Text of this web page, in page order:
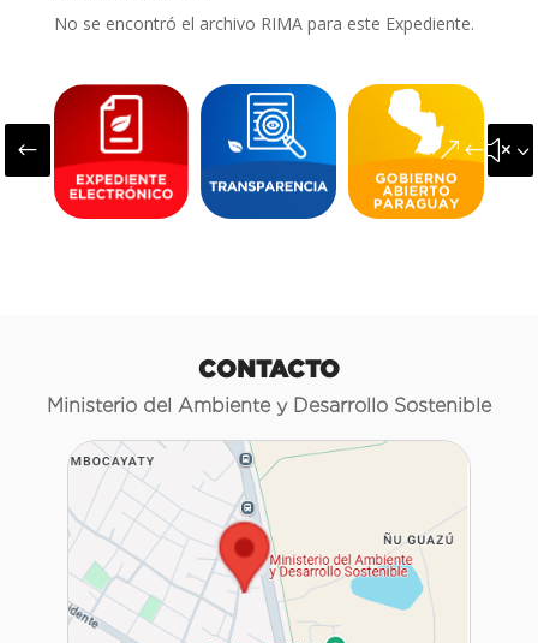
No se encontró el archivo RIMA para este Expediente.
#
CONTACTO
Ministerio del Ambiente y Desarrollo Sostenible